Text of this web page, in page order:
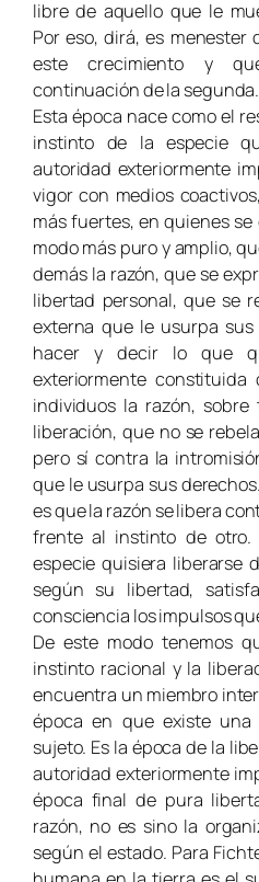
libre de aquello que le
Por eso, dirá, es
este crecimiento y
continuación de la segunda.
Esta época nace como el
instinto de la especie
autoridad exteriormente
vigor con medios
más fuertes, en quienes
modo más puro y amplio,
demás la razón, que se
libertad personal, que se
externa que le usurpa
hacer y decir lo que
exteriormente
individuos la razón,
liberación, que no se
pero sí contra la
que le usurpa sus
es que la razón se libera
frente al instinto de
especie quisiera liberarse
según su libertad,
consciencia los impulsos
De este modo tenemos
instinto racional y la
encuentra un miembro
época en que existe una
sujeto. Es la época de la
autoridad exteriormente
época final de pura
razón, no es sino la
según el estado. Para